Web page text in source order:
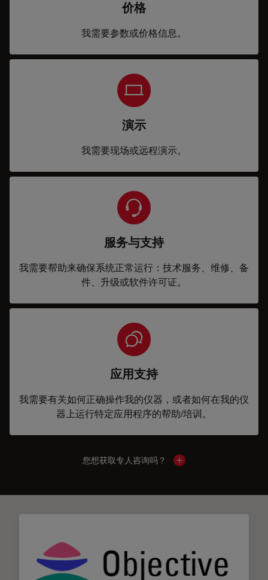
价格
我需要参数或价格信息。
演示
我需要现场或远程演示。
服务与支持
我需要帮助来确保系统正常运行：技术服务、维修、备
件、升级或软件许可证。
应用支持
我需要有关如何正确操作我的仪器，或者如何在我的仪
器上运行特定应用程序的帮助/培训。
您想获取专人咨询吗？ Show local contacts